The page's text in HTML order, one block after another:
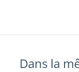
Dans la